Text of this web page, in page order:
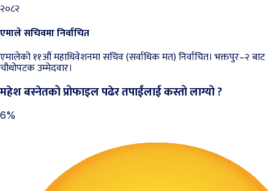
२०८२
एमाले सचिवमा निर्वाचित
एमालेको ११औं महाधिवेशनमा सचिव (सर्वाधिक मत) निर्वाचित। भक्तपुर–२ बाट
चौथोपटक उम्मेदवार।
महेश बस्नेतको प्रोफाइल पढेर तपाईंलाई कस्तो लाग्यो ?
6%